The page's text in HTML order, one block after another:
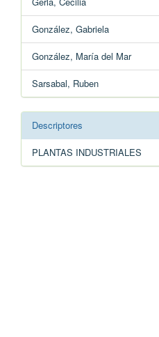
González, Gabriela
González, María del Mar
Sarsabal, Ruben
Descriptores
PLANTAS INDUSTRIALES